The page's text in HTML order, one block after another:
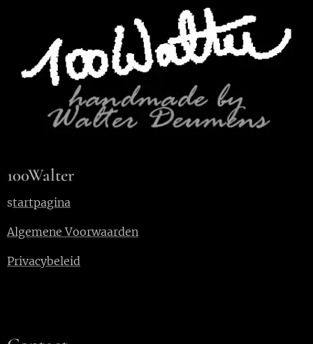
100Walter
startpagina
Algemene Voorwaarden
Privacybeleid